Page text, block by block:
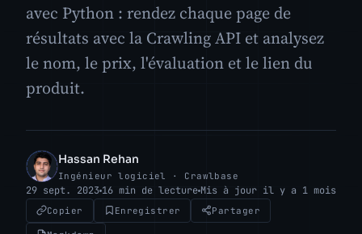
avec Python : rendez chaque page de
résultats avec la Crawling API et analysez
le nom, le prix, l'évaluation et le lien du
produit.
HR
Hassan Rehan
Ingénieur logiciel · Crawlbase
29 sept. 2023 16 min de lecture Mis à jour il y a 1 mois
Copier Enregistrer Partager